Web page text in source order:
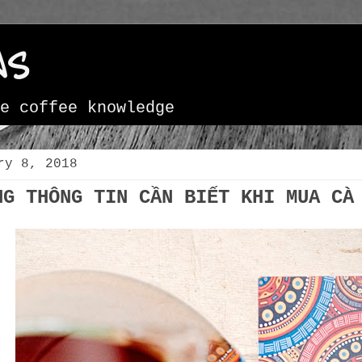
coffee knowledge
8, 2018
THÔNG TIN CẦN BIẾT KHI MUA CÀ